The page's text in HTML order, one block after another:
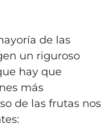
de las
un riguroso
hay que
más
de las frutas nos